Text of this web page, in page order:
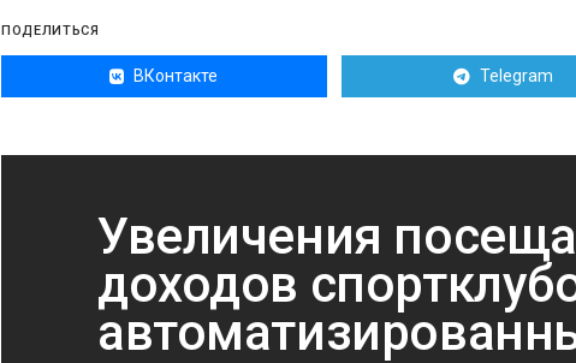
ПОДЕЛИТЬСЯ
ВКонтакте Telegram
Увеличения
доходов